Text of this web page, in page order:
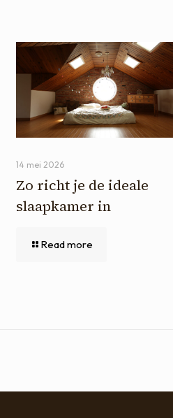
14 mei 2026
Zo richt je de ideale
slaapkamer in
Read more